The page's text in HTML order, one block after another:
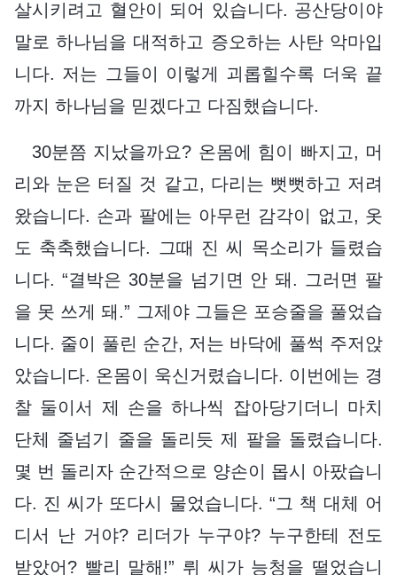
살시키려고 혈안이 되어 있습니다. 공산당이야
말로 하나님을 대적하고 증오하는 사탄 악마입
니다. 저는 그들이 이렇게 괴롭힐수록 더욱 끝
까지 하나님을 믿겠다고 다짐했습니다.
30분쯤 지났을까요? 온몸에 힘이 빠지고, 머
리와 눈은 터질 것 같고, 다리는 뻣뻣하고 저려
왔습니다. 손과 팔에는 아무런 감각이 없고, 옷
도 축축했습니다. 그때 진 씨 목소리가 들렸습
니다. “결박은 30분을 넘기면 안 돼. 그러면 팔
을 못 쓰게 돼.” 그제야 그들은 포승줄을 풀었습
니다. 줄이 풀린 순간, 저는 바닥에 풀썩 주저앉
았습니다. 온몸이 욱신거렸습니다. 이번에는 경
찰 둘이서 제 손을 하나씩 잡아당기더니 마치
단체 줄넘기 줄을 돌리듯 제 팔을 돌렸습니다.
몇 번 돌리자 순간적으로 양손이 몹시 아팠습니
다. 진 씨가 또다시 물었습니다. “그 책 대체 어
디서 난 거야? 리더가 누구야? 누구한테 전도
받았어? 빨리 말해!” 뤼 씨가 능청을 떨었습니